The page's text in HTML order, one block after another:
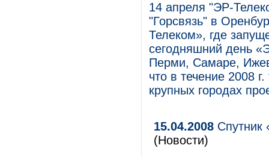
14 апреля "ЭР-
"Горсвязь" в
Телеком», где
сегодняшний день
Перми, Самаре,
что в течение 2008
крупных городах
15.04.2008 Спутник
(Новости)